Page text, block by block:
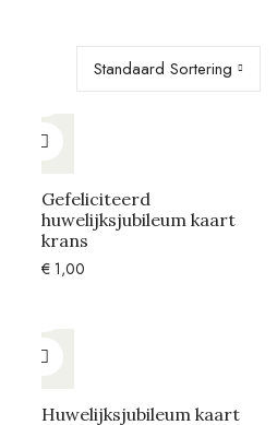
Standaard Sortering
Gefeliciteerd
huwelijksjubileum kaart
krans
€1,00
Huwelijksjubileum kaart